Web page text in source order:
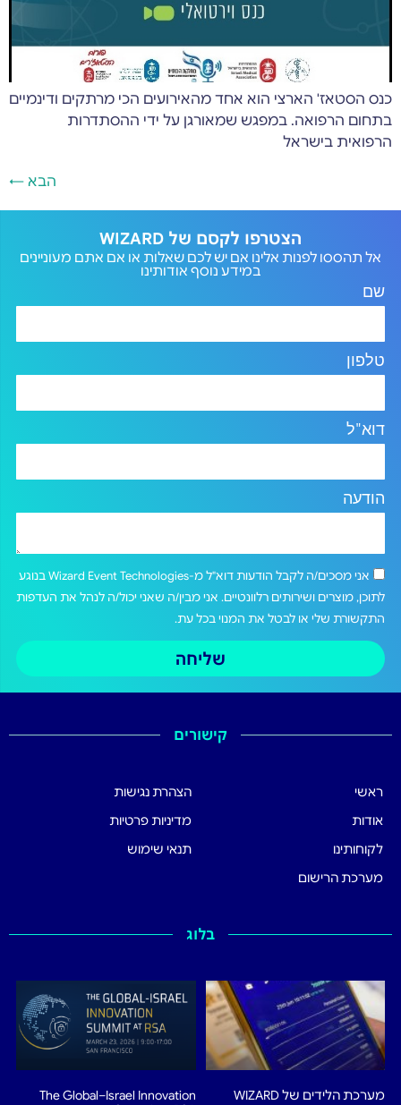
כנס הסטאז' הארצי הוא אחד מהאירועים הכי מרתקים ודינמיים
בתחום הרפואה. במפגש שמאורגן על ידי ההסתדרות
הרפואית בישראל
הבא ←
הצטרפו לקסם של WIZARD
אל תהססו לפנות אלינו אם יש לכם שאלות או אם אתם מעוניינים
במידע נוסף אודותינו
שם
טלפון
דוא"ל
הודעה
אני מסכים/ה לקבל הודעות דוא"ל מ-Wizard Event Technologies בנוגע
לתוכן, מוצרים ושירותים רלוונטיים. אני מבין/ה שאני יכול/ה לנהל את העדפות
התקשורת שלי או לבטל את המנוי בכל עת.
שליחה
קישורים
ראשי
אודות
לקוחותינו
מערכת הרישום
הצהרת נגישות
מדיניות פרטיות
תנאי שימוש
בלוג
מערכת הלידים של WIZARD
The Global–Israel Innovation